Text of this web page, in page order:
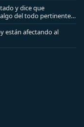
y dice que
algo del todo pertinente
están afectando al